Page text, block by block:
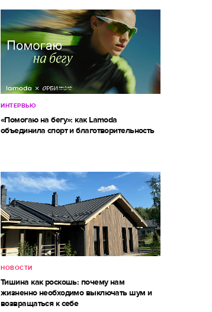
ИНТЕРВЬЮ
«Помогаю на бегу»: как Lamoda
объединила спорт и благотворительность
НОВОСТИ
Тишина как роскошь: почему нам
жизненно необходимо выключать шум и
возвращаться к себе